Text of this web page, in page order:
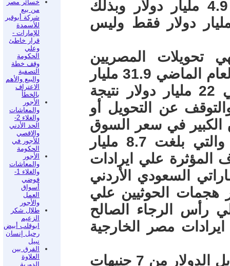
خسائر مصر
من بيع
شركة أبوقير
للأسمدة
للإمارات -
قرار خاطئ
وعلي
الحكومة
وقف خطة
التصفية
والبيع والأهم
الاعتراف
بالخطأ
الأجور
والمعاشات
والغلاء 2-
الحد الأدني
والاقصي
للأجور في
الحكومة
الأجور
والمعاشات
والغلاء 1-
فوضي
أسواق
العمل
والأجور
طلال شكر
الزعيم
ابوقلب أبيض
رحيل إنسان
نبيل
الفرق بين
العلاوة
الدورية
الخارج شاملة الحج والعمرة بلغت 4.9 مليار دولار وبذلك
صافي الميزان السياحي 8.7 مليار دولار فقط وليس
تحويلات المصريين
العاملين في الخارج والتي بلغت في العام الماضي 31.9 مليار
دولار وانخفضت في 2022/2023 إلي 22 مليار دولار نتيجة
عن التحويل أو
الكبير في سعر السوق
السوداء. أما ايرادات قناة السويس والتي بلغت 8.7 مليار
المؤثرة علي ايرادات
السعودي الأردني
هجمات الحوثيين علي
رأس الرجاء الصالح
مصر الخارجية
لذلك شاهدنا انخفاض قيمة الجنيه مقابل الدولار من 7 جنيهات